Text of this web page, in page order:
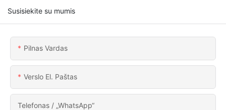
Susisiekite su mumis
Pilnas Vardas
Verslo El. Paštas
Telefonas / „WhatsApp“